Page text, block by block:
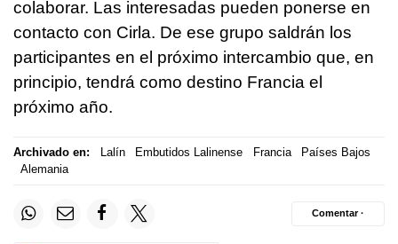
colaborar. Las interesadas pueden ponerse en
contacto con Cirla. De ese grupo saldrán los
participantes en el próximo intercambio que, en
principio, tendrá como destino Francia el
próximo año.
Archivado en: Lalín Embutidos Lalinense Francia
Países Bajos
Alemania
Comentar ·